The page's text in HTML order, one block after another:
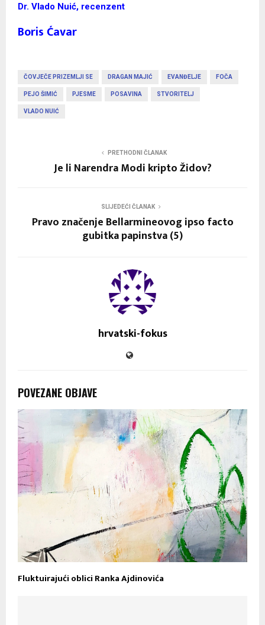
Dr. Vlado Nuić, recenzent
Boris Ćavar
ČOVJEČE PRIZEMLJI SE DRAGAN MAJIĆ EVANĐELJE FOČA
PEJO ŠIMIĆ PJESME POSAVINA STVORITELJ
VLADO NUIĆ
PRETHODNI ČLANAK
Je li Narendra Modi kripto Židov?
SLIJEDEĆI ČLANAK
Pravo značenje Bellarmineovog ipso facto
gubitka papinstva (5)
hrvatski-fokus
POVEZANE OBJAVE
Fluktuirajući oblici Ranka Ajdinovića